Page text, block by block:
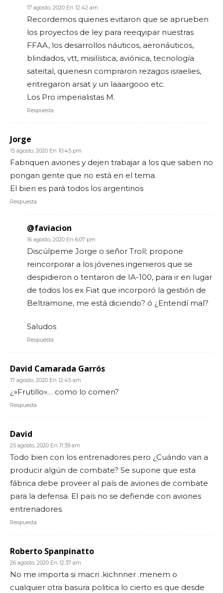
17 agosto, 2020 En 12:42 am
Recordemos quienes evitaron que se aprueben
los proyectos de ley para reeqyipar nuestras
FFAA, los desarrollos náuticos, aeronáuticos,
blindados, vtt, misilística, aviónica, tecnología
sateital, quienesn compraron rezagos israelies,
entregaron arsat y un laaargooo etc.
Los Pro imperialistas M.
Respuesta
Jorge
15 agosto, 2020 En 10:45 pm
Fabriquen aviones y dejen trabajar a los que saben no
pongan gente que no está en el tema.
El bien es pará todos los argentinos
Respuesta
@faviacion
16 agosto, 2020 En 6:07 pm
Discúlpeme Jorge o señor Troll; propone
reincorporar a los jóvenes ingenieros que se
despidieron o tentaron de IA-100, para ir en lugar
de todos los ex Fiat que incorporó la gestión de
Beltramone, me está diciendo? ó ¿Entendí mal?
Saludos
Respuesta
David Camarada Garrós
17 agosto, 2020 En 12:45 am
¿»Frutillo»… como lo comen?
Respuesta
David
25 agosto, 2020 En 11:39 am
Todo bien con los entrenadores pero ¿Cuándo van a
producir algún de combate? Se supone que esta
fábrica debe proveer al país de aviones de combate
para la defensa. El país no se defiende con aviones
entrenadores.
Respuesta
Roberto Spanpinatto
26 agosto, 2020 En 12:37 am
No me importa si macri .kichnner .menem o
cualquier otra basura politica lo cierto es que desde